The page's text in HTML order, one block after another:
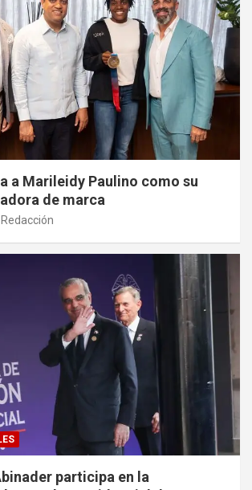
a Marileidy Paulino como su
de marca
Redacción
participa en la